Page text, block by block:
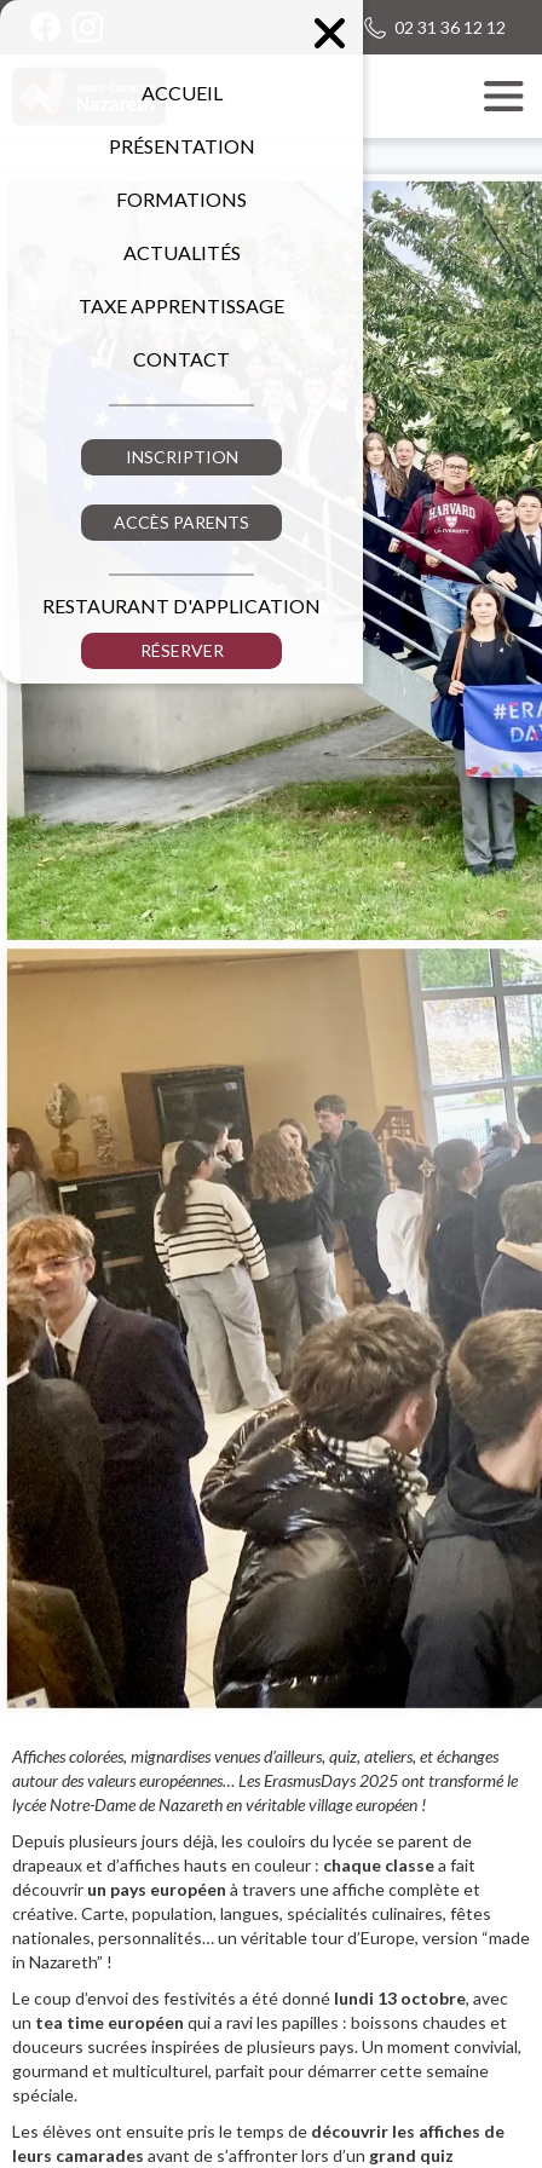
ACCUEIL
PRÉSENTATION
FORMATIONS
ACTUALITÉS
TAXE APPRENTISSAGE
CONTACT
INSCRIPTION
ACCÈS PARENTS
RESTAURANT D'APPLICATION
RÉSERVER
02 31 36 12 12
Affiches colorées, mignardises venues d’ailleurs, quiz, ateliers, et échanges
autour des valeurs européennes… Les ErasmusDays 2025 ont transformé le
lycée Notre-Dame de Nazareth en véritable village européen !
Depuis plusieurs jours déjà, les couloirs du lycée se parent de
drapeaux et d’affiches hauts en couleur : chaque classea fait
découvrir un pays européen à travers une affiche complète et
créative. Carte, population, langues, spécialités culinaires, fêtes
nationales, personnalités… un véritable tour d’Europe, version “made
in Nazareth” !
Le coup d’envoi des festivités a été donné lundi 13 octobre, avec
un tea time européen qui a ravi les papilles : boissons chaudes et
douceurs sucrées inspirées de plusieurs pays. Un moment convivial,
gourmand et multiculturel, parfait pour démarrer cette semaine
spéciale.
Les élèves ont ensuite pris le temps de découvrir les affiches de
leurs camarades avant de s’affronter lors d’un grand quiz